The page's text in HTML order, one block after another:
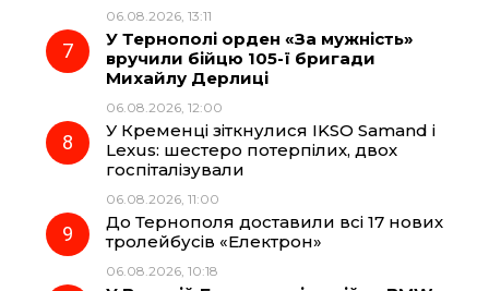
06.08.2026, 13:11
У Тернополі орден «За мужність»
вручили бійцю 105-ї бригади
Михайлу Дерлиці
06.08.2026, 12:00
У Кременці зіткнулися IKSO Samand і
Lexus: шестеро потерпілих, двох
госпіталізували
06.08.2026, 11:00
До Тернополя доставили всі 17 нових
тролейбусів «Електрон»
06.08.2026, 10:18